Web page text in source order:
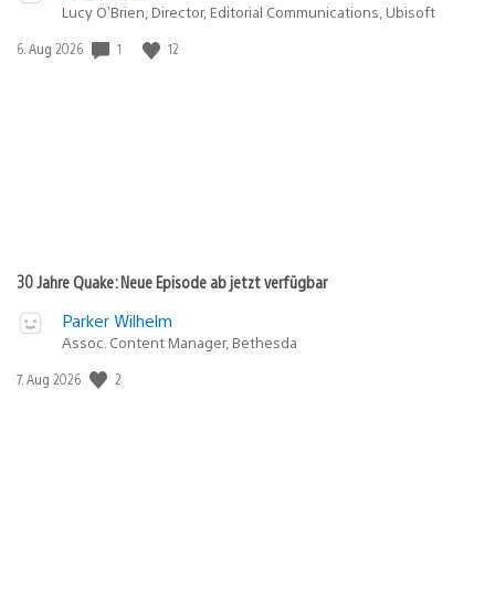
Lucy O’Brien, Director, Editorial Communications, Ubisoft
Veröffentlichungsdatum:
6. Aug 2026 1 12
30 Jahre Quake: Neue Episode ab jetzt verfügbar
Parker Wilhelm
Assoc. Content Manager, Bethesda
Veröffentlichungsdatum:
7. Aug 2026 2